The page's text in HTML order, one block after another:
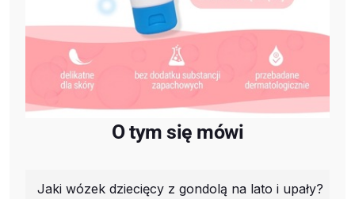
O tym się mówi
Jaki wózek dziecięcy z gondolą na lato i upały?